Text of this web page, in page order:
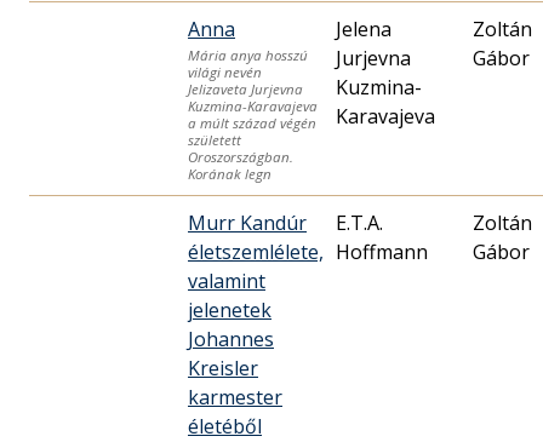
Anna
Mária anya hosszú
világi nevén
Jelizaveta Jurjevna
Kuzmina-Karavajeva
a múlt század végén
született
Oroszországban.
Korának legn
Jelena
Jurjevna
Kuzmina-
Karavajeva
Zoltán
Gábor
Murr Kandúr
életszemlélete,
valamint
jelenetek
Johannes
Kreisler
karmester
életéből
E.T.A.
Hoffmann
Zoltán
Gábor